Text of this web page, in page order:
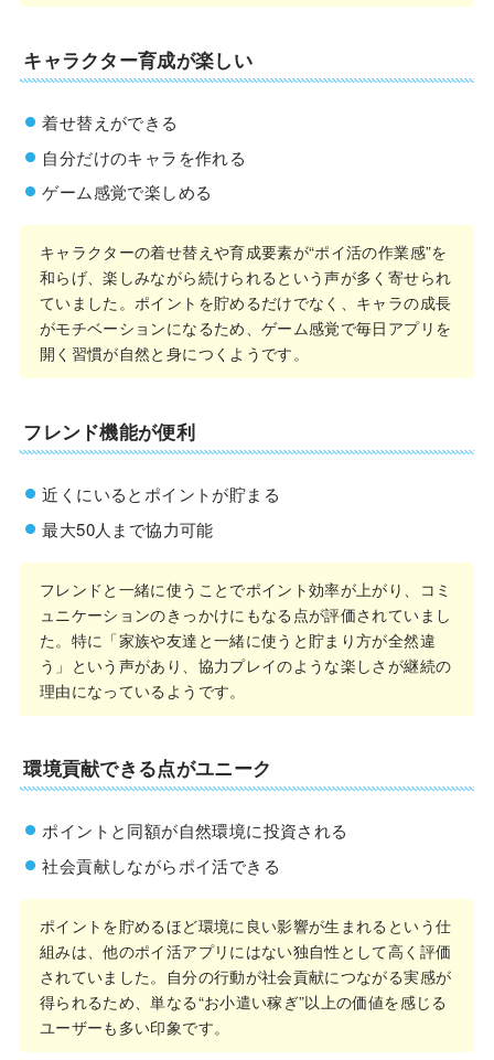
キャラクター育成が楽しい
着せ替えができる
自分だけのキャラを作れる
ゲーム感覚で楽しめる
キャラクターの着せ替えや育成要素が“ポイ活の作業感”を
和らげ、楽しみながら続けられるという声が多く寄せられ
ていました。ポイントを貯めるだけでなく、キャラの成長
がモチベーションになるため、ゲーム感覚で毎日アプリを
開く習慣が自然と身につくようです。
フレンド機能が便利
近くにいるとポイントが貯まる
最大50人まで協力可能
フレンドと一緒に使うことでポイント効率が上がり、コミ
ュニケーションのきっかけにもなる点が評価されていまし
た。特に「家族や友達と一緒に使うと貯まり方が全然違
う」という声があり、協力プレイのような楽しさが継続の
理由になっているようです。
環境貢献できる点がユニーク
ポイントと同額が自然環境に投資される
社会貢献しながらポイ活できる
ポイントを貯めるほど環境に良い影響が生まれるという仕
組みは、他のポイ活アプリにはない独自性として高く評価
されていました。自分の行動が社会貢献につながる実感が
得られるため、単なる“お小遣い稼ぎ”以上の価値を感じる
ユーザーも多い印象です。